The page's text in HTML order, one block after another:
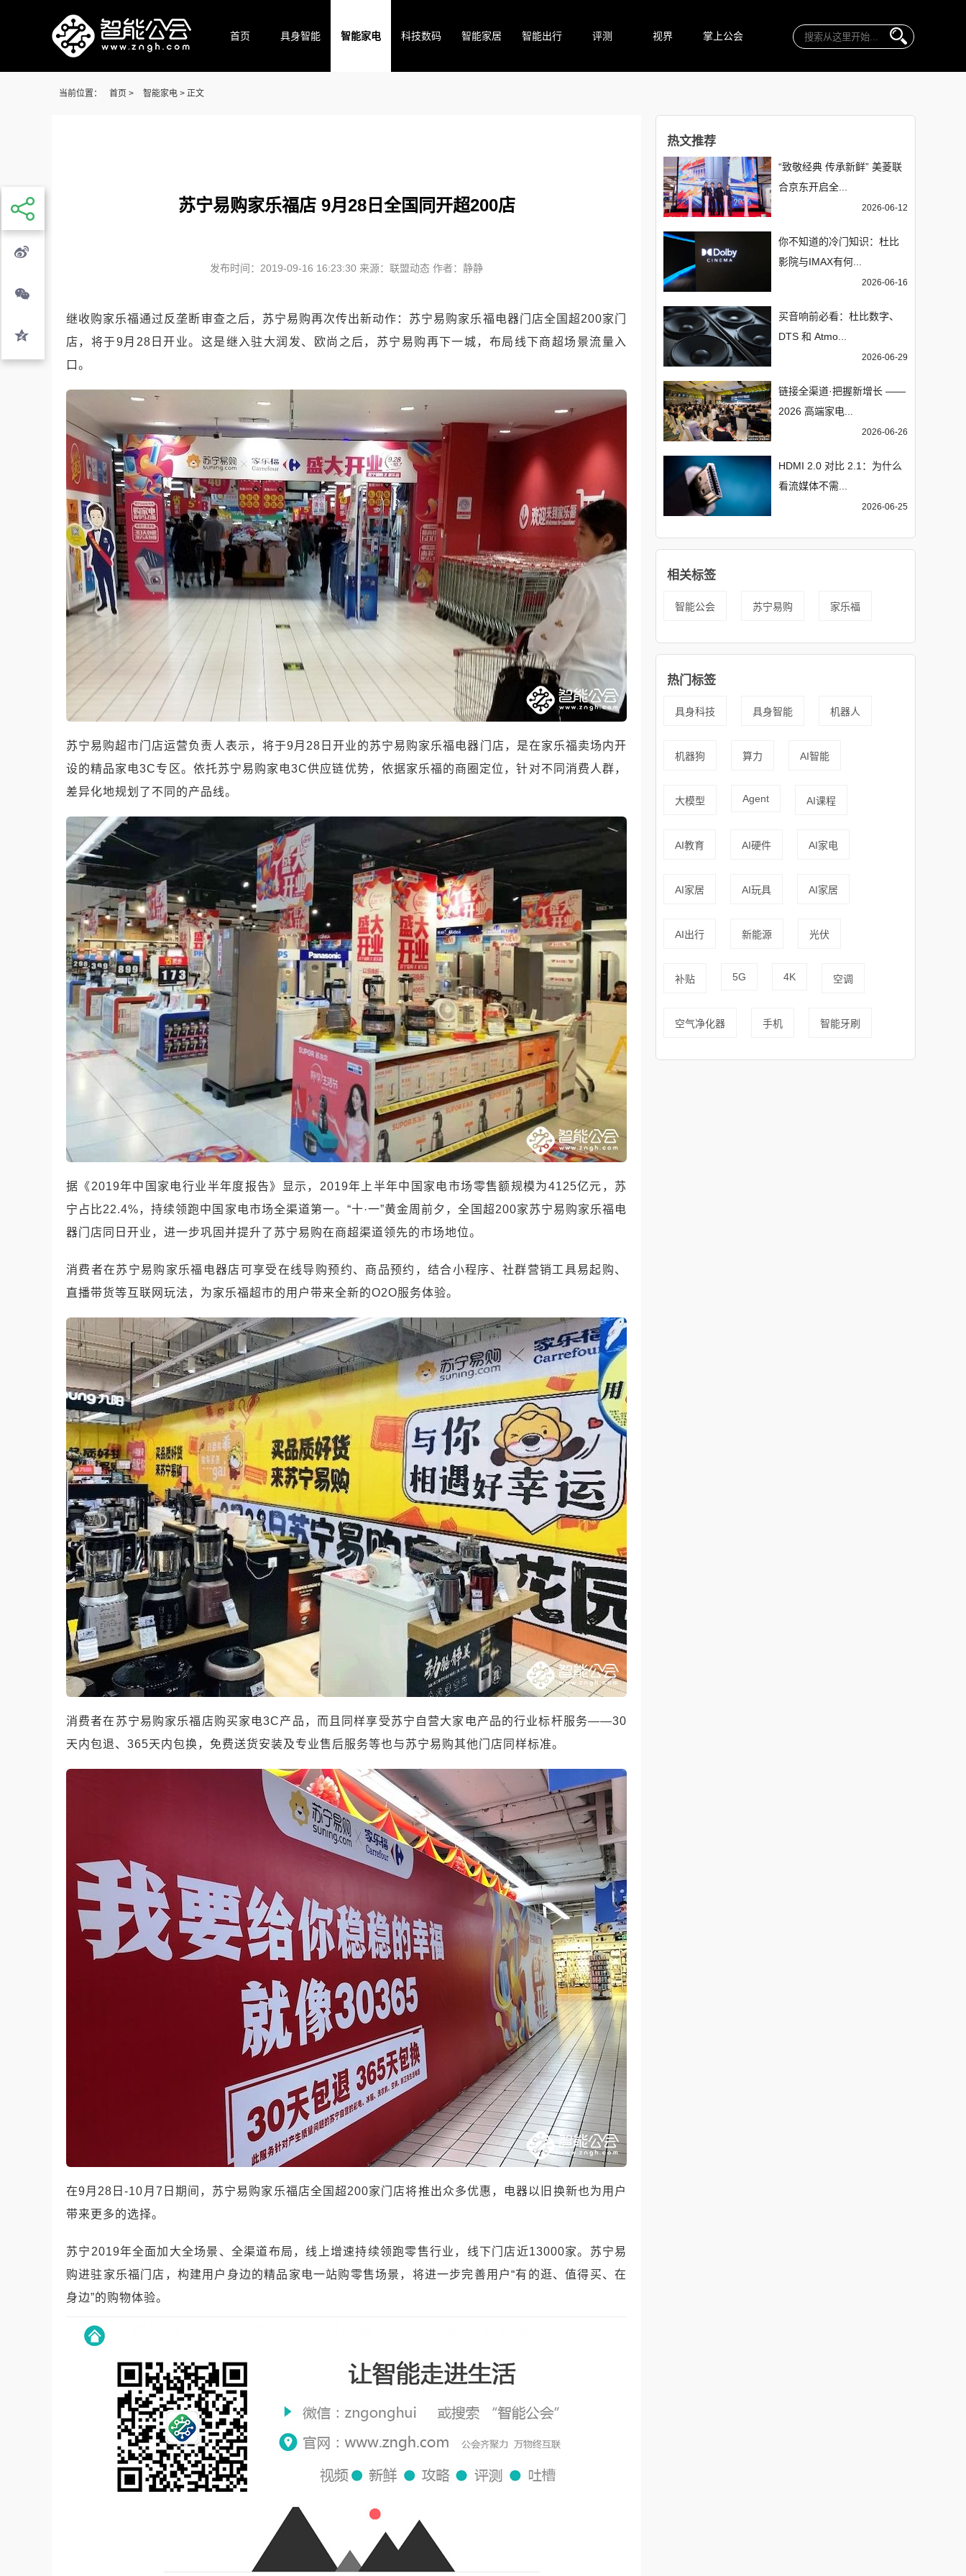
首页 具身智能 智能家电 科技数码 智能家居 智能出行 评测 视界 掌上公会
当前位置： 首页 > 智能家电 > 正文
苏宁易购家乐福店 9月28日全国同开超200店
发布时间：2019-09-16 16:23:30 来源：联盟动态 作者：静静
继收购家乐福通过反垄断审查之后，苏宁易购再次传出新动作：苏宁易购家乐福电器门店全国超200家门
店，将于9月 28 日开业。这是继入驻大润发、欧尚之后，苏宁易购再下一城，布局线下商超场景流量入
口。
苏宁易购超市门店运营负责人表示，将于9月 28 日开业的苏宁易购家乐福电器门店，是在家乐福卖场内开
设的精品家电3C专区。依托苏宁易购家电3C供应链优势，依据家乐福的商圈定位，针对不同消费人群，
差异化地规划了不同的产品线。
据《 2019年中国家电行业半年度报告》显示， 2019年上半年中国家电市场零售额规模为4125亿元，苏
宁占比22.4%，持续领跑中国家电市场全渠道第一。 “十·一”黄金周前夕，全国超200家苏宁易购家乐福电
器门店同日开业，进一步巩固并提升了苏宁易购在商超渠道领先的市场地位。
消费者在苏宁易购家乐福电器店可享受在线导购预约、商品预约，结合小程序、社群营销工具易起购、
直播带货等互联网玩法，为家乐福超市的用户带来全新的O2O服务体验。
消费者在苏宁易购家乐福店购买家电3C产品，而且同样享受苏宁自营大家电产品的行业标杆服务——30
天内包退、 365天内包换，免费送货安装及专业售后服务等也与苏宁易购其他门店同样标准。
在9月 28 日-10 月 7 日期间，苏宁易购家乐福店全国超200家门店将推出众多优惠，电器以旧换新也为用户
带来更多的选择。
苏宁 2019年全面加大全场景、全渠道布局，线上增速持续领跑零售行业，线下门店近13000家。苏宁易
购进驻家乐福门店，构建用户身边的精品家电一站购零售场景，将进一步完善用户“有的逛、值得买、在
身边”的购物体验。
热文推荐
“致敬经典 传承新鲜” 美菱联
合京东开启全...
2026-06-12
你不知道的冷门知识：杜比
影院与IMAX有何...
2026-06-16
买音响前必看：杜比数字、
DTS 和 Atmo...
2026-06-29
链接全渠道·把握新增长 ——
2026 高端家电...
2026-06-26
HDMI 2.0 对比 2.1：为什么
看流媒体不需...
2026-06-25
相关标签
智能公会 苏宁易购 家乐福
热门标签
具身科技 具身智能 机器人
机器狗 算力 AI智能
大模型 Agent AI课程
AI教育 AI硬件 AI家电
AI家居 AI玩具 AI家居
AI出行 新能源 光伏
补贴 5G 4K 空调
空气净化器 手机 智能牙刷